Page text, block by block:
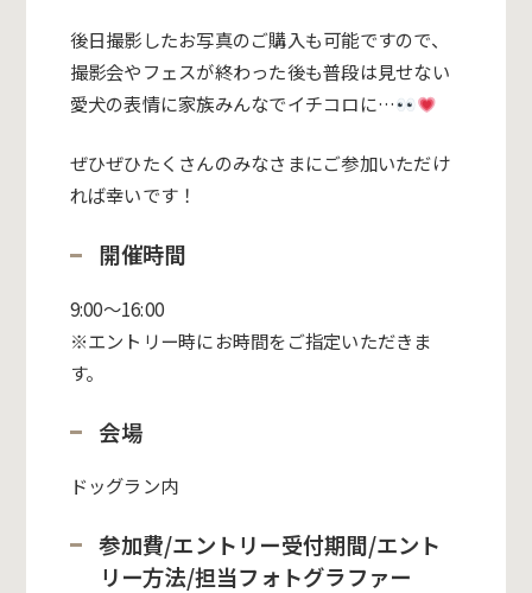
後日撮影したお写真のご購入も可能ですので、
撮影会やフェスが終わった後も普段は見せない
愛犬の表情に家族みんなでイチコロに…
ぜひぜひたくさんのみなさまにご参加いただけ
れば幸いです！
開催時間
9:00〜16:00
※エントリー時にお時間をご指定いただきま
す。
会場
ドッグラン内
参加費/エントリー受付期間/エント
リー方法/担当フォトグラファー